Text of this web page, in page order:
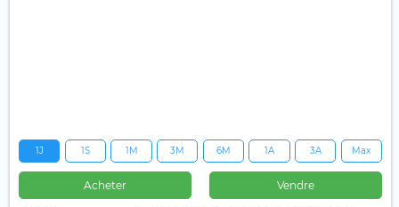
1J 1S 1M 3M 6M 1A 3A Max
Acheter Vendre